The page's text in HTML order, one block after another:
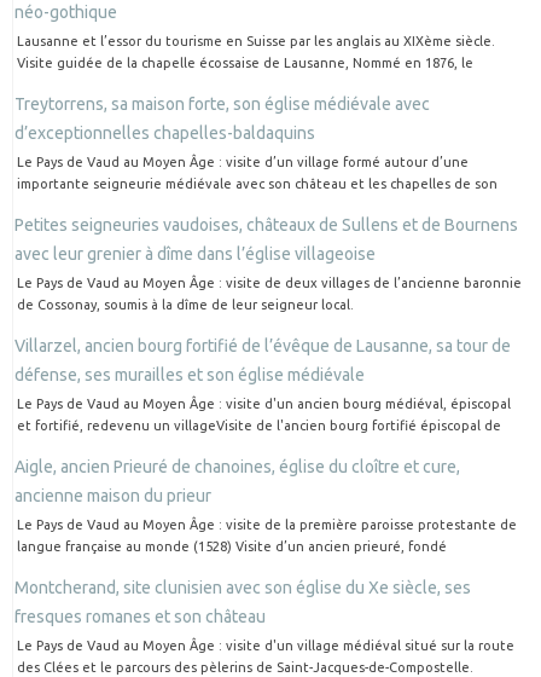
néo-gothique
Lausanne et l’essor du tourisme en Suisse par les anglais au XIXème siècle.
Visite guidée de la chapelle écossaise de Lausanne, Nommé en 1876, le
Treytorrens, sa maison forte, son église médiévale avec
d’exceptionnelles chapelles-baldaquins
Le Pays de Vaud au Moyen Âge : visite d’un village formé autour d’une
importante seigneurie médiévale avec son château et les chapelles de son
Petites seigneuries vaudoises, châteaux de Sullens et de Bournens
avec leur grenier à dîme dans l’église villageoise
Le Pays de Vaud au Moyen Âge : visite de deux villages de l’ancienne baronnie
de Cossonay, soumis à la dîme de leur seigneur local.
Villarzel, ancien bourg fortifié de l’évêque de Lausanne, sa tour de
défense, ses murailles et son église médiévale
Le Pays de Vaud au Moyen Âge : visite d'un ancien bourg médiéval, épiscopal
et fortifié, redevenu un villageVisite de l'ancien bourg fortifié épiscopal de
Aigle, ancien Prieuré de chanoines, église du cloître et cure,
ancienne maison du prieur
Le Pays de Vaud au Moyen Âge : visite de la première paroisse protestante de
langue française au monde (1528) Visite d’un ancien prieuré, fondé
Montcherand, site clunisien avec son église du Xe siècle, ses
fresques romanes et son château
Le Pays de Vaud au Moyen Âge : visite d'un village médiéval situé sur la route
des Clées et le parcours des pèlerins de Saint-Jacques-de-Compostelle.